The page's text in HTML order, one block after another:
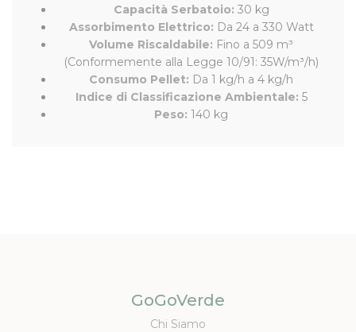
Capacità Serbatoio: 30 kg
Assorbimento Elettrico: Da 24 a 330 Watt
Volume Riscaldabile: Fino a 509 m³
(Conformemente alla Legge 10/91: 35W/m³/h)
Consumo Pellet: Da 1 kg/h a 4 kg/h
Indice di Classificazione Ambientale: 5
Peso: 140 kg
GoGoVerde
Chi Siamo